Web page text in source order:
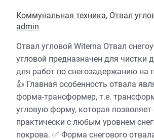
Коммунальная техника, Отвал
admin
Отвал угловой Witerna Отвал
угловой предназначен для чистки
для работ по снегозадержанию на
👍 Главная особенность отвала
форма-трансформер, т.е.
угловую форму, которая позволяет
практически с любым уровнем
покрова. ✅ Форма снегового